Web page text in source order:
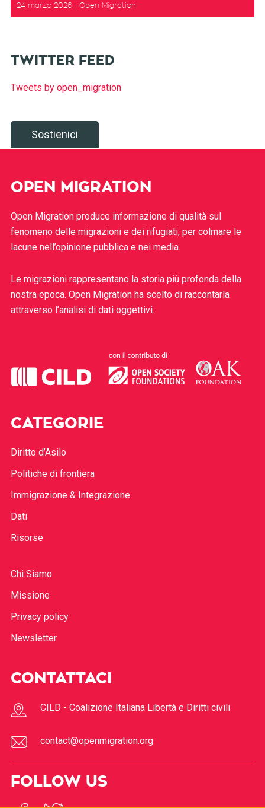
24 marzo 2026 Open Migration
TWITTER FEED
Tweets by open_migration
Sostienici
OPEN MIGRATION
Open Migration produce informazione di qualità sul
fenomeno delle migrazioni e dei rifugiati, per colmare le
lacune nell’opinione pubblica e nei media.
Le migrazioni rappresentano la storia più profonda della
nostra epoca. Open Migration ha scelto di raccontarla
attraverso l’analisi di dati oggettivi.
CATEGORIE
Diritto d’Asilo
Politiche di frontiera
Immigrazione & Integrazione
Dati
Risorse
Chi Siamo
Missione
Privacy policy
Newsletter
CONTATTACI
CILD - Coalizione Italiana Libertà e Diritti civili
contact@openmigration.org
FOLLOW US